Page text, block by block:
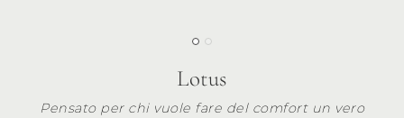
Lotus
Pensato per chi vuole fare del comfort un vero